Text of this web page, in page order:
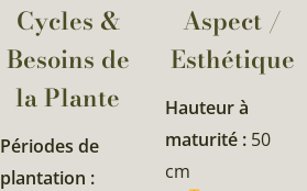
Cycles &
Besoins de
la Plante​
Périodes de
plantation :
Aspect /
Esthétique
Hauteur à
maturité : 50
cm